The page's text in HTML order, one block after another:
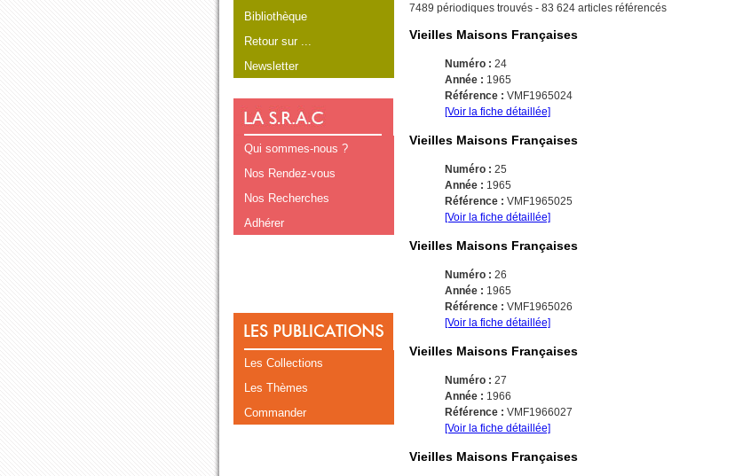
Bibliothèque
Retour sur ...
Newsletter
Qui sommes-nous ?
Nos Rendez-vous
Nos Recherches
Adhérer
Les Collections
Les Thèmes
Commander
7489 périodiques trouvés - 83 624 articles référencés
Vieilles Maisons Françaises
Numéro : 24
Année : 1965
Référence : VMF1965024
[Voir la fiche détaillée]
Vieilles Maisons Françaises
Numéro : 25
Année : 1965
Référence : VMF1965025
[Voir la fiche détaillée]
Vieilles Maisons Françaises
Numéro : 26
Année : 1965
Référence : VMF1965026
[Voir la fiche détaillée]
Vieilles Maisons Françaises
Numéro : 27
Année : 1966
Référence : VMF1966027
[Voir la fiche détaillée]
Vieilles Maisons Françaises